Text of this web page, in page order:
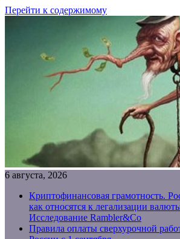
Перейти к содержимому
6 августа, 2026
Криптофинансовая грамотность.
как относятся к легализации
Исследование Rambler&Co
Правила оплаты сверхурочной